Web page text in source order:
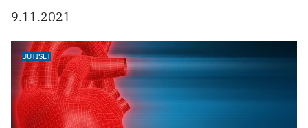
9.11.2021
UUTISET